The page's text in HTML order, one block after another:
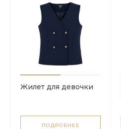
Жилет для девочки
ПОДРОБНЕЕ